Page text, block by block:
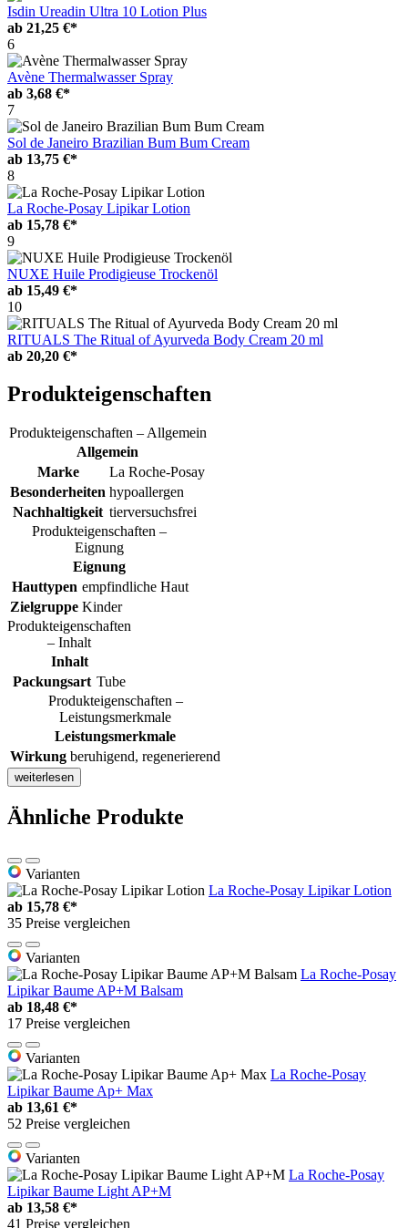
Isdin Ureadin Ultra 10 Lotion Plus
ab 21,25 €*
6
Avène Thermalwasser Spray
ab 3,68 €*
7
Sol de Janeiro Brazilian Bum Bum Cream
ab 13,75 €*
8
La Roche-Posay Lipikar Lotion
ab 15,78 €*
9
NUXE Huile Prodigieuse Trockenöl
ab 15,49 €*
10
RITUALS The Ritual of Ayurveda Body Cream 20 ml
ab 20,20 €*
Produkteigenschaften
Produkteigenschaften – Allgemein
Allgemein
Marke
La Roche-Posay
Besonderheiten hypoallergen
Nachhaltigkeit tierversuchsfrei
Produkteigenschaften –
Eignung
Eignung
Hauttypen empfindliche Haut
Zielgruppe Kinder
Produkteigenschaften
– Inhalt
Inhalt
Packungsart Tube
Produkteigenschaften –
Leistungsmerkmale
Leistungsmerkmale
Wirkung beruhigend, regenerierend
weiterlesen
Ähnliche Produkte
Varianten
La Roche-Posay Lipikar Lotion
ab 15,78 €*
35 Preise vergleichen
Varianten
La Roche-Posay
Lipikar Baume AP+M Balsam
ab 18,48 €*
17 Preise vergleichen
Varianten
La Roche-Posay
Lipikar Baume Ap+ Max
ab 13,61 €*
52 Preise vergleichen
Varianten
La Roche-Posay
Lipikar Baume Light AP+M
ab 13,58 €*
41 Preise vergleichen